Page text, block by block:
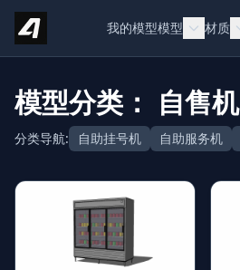
Skip to content
我的模型模型 材质
模型分类： 自售机
分类导航: 自助挂号机 自助服务机